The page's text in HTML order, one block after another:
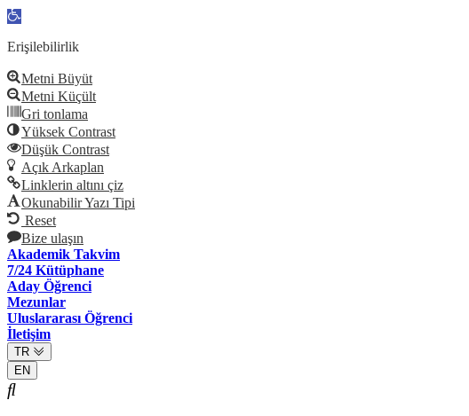
Open
Erişilebilirlik
Metni Büyüt
Metni Küçült
Gri tonlama
Yüksek Contrast
Düşük Contrast
Açık Arkaplan
Linklerin altını çiz
Okunabilir Yazı Tipi
Reset
Bize ulaşın
Akademik Takvim
7/24 Kütüphane
Aday Öğrenci
Mezunlar
Uluslararası Öğrenci
İletişim
TR
EN